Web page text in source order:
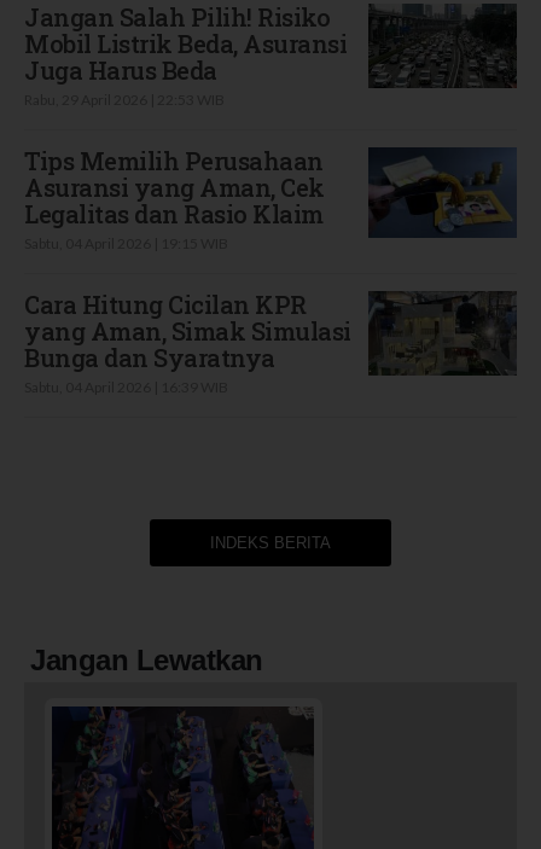
Jangan Salah Pilih! Risiko
Mobil Listrik Beda, Asuransi
Juga Harus Beda
Tips Memilih Perusahaan
Asuransi yang Aman, Cek
Legalitas dan Rasio Klaim
Cara Hitung Cicilan KPR
yang Aman, Simak Simulasi
Bunga dan Syaratnya
INDEKS BERITA
Jangan Lewatkan